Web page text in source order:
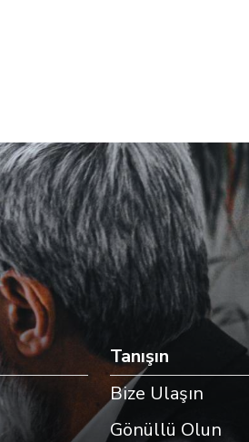
Tanışın
Bize Ulaşın
Gönüllü Olun